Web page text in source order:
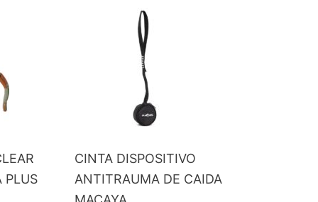
PLUS
CINTA DISPOSITIVO
ANTITRAUMA DE CAIDA